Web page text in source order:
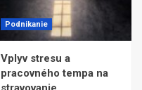
Podnikanie
Vplyv stresu a
pracovného tempa na